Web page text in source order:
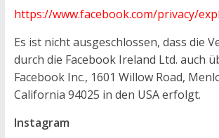
https://www.facebook.com/privacy/
Es ist nicht ausgeschlossen, dass die
durch die Facebook Ireland Ltd. auch
Facebook Inc., 1601 Willow Road,
California 94025 in den USA erfolgt.
Instagram